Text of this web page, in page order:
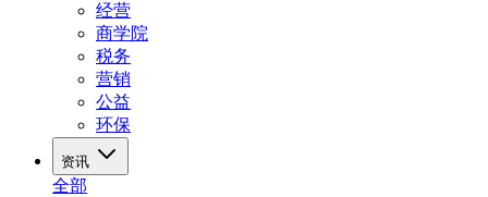
经营
商学院
税务
营销
公益
环保
资讯
全部